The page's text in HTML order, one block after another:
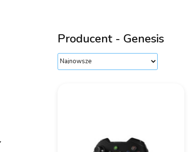
Producent - Genesis